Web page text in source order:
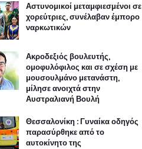
Αστυνομικοί μεταμφιεσμένοι σε
χορεύτριες, συνέλαβαν έμπορο
ναρκωτικών
Ακροδεξιός βουλευτής,
ομοφυλόφιλος και σε σχέση με
μουσουλμάνο μετανάστη,
μίλησε ανοιχτά στην
Αυστραλιανή Βουλή
Θεσσαλονίκη : Γυναίκα οδηγός
παρασύρθηκε από το
αυτοκίνητο της